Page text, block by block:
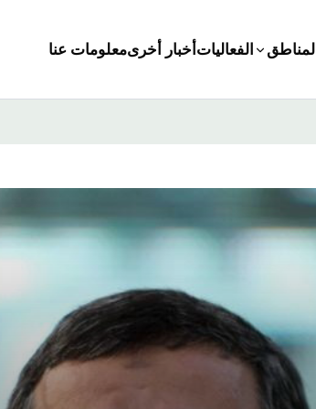
المناطق الفعاليات أخبار أخرىمعلومات عنا